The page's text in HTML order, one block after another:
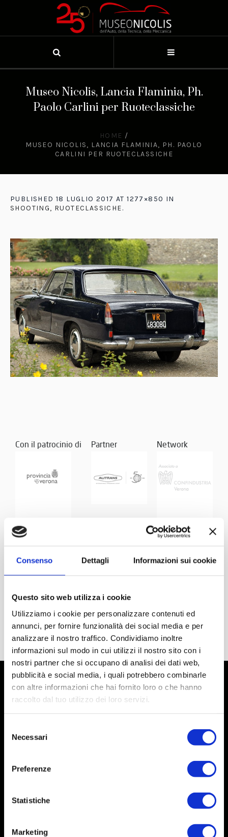
Consenso Dettagli Informazioni sui cookie
Questo sito web utilizza i cookie
Utilizziamo i cookie per personalizzare contenuti ed
annunci, per fornire funzionalità dei social media e per
analizzare il nostro traffico. Condividiamo inoltre
informazioni sul modo in cui utilizzi il nostro sito con i
nostri partner che si occupano di analisi dei dati web,
pubblicità e social media, i quali potrebbero combinarle
con altre informazioni che hai fornito loro o che hanno
raccolto dal tuo utilizzo dei loro servizi.
delNecessari
Preferenze
Statistiche
Marketing
Museo Nicolis, Lancia Flaminia, Ph.
Paolo Carlini per Ruoteclassiche
HOME /
MUSEO NICOLIS, LANCIA FLAMINIA, PH. PAOLO
CARLINI PER RUOTECLASSICHE
PUBLISHED 18 LUGLIO 2017 AT 1277×850 IN
SHOOTING, RUOTECLASSICHE.
Con il patrocinio di Partner Network
Social